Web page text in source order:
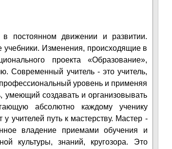
постоянном движении и развитии.
Изменения, происходящие в
проекта «Образование»,
Современный учитель - это учитель,
уровень и применяя
умеющий создавать и организовывать
абсолютно каждому ученику
учителей путь к мастерству. Мастер -
владение приемами обучения и
культуры, знаний, кругозора. Это